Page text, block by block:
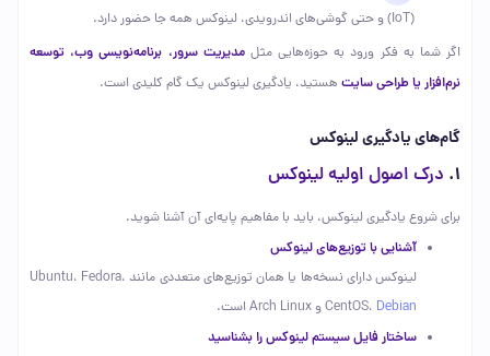
(IoT) و حتی گوشی‌های اندرویدی، لینوکس همه جا حضور دارد.
اگر شما به فکر ورود به حوزه‌هایی مثلمدیریت سرور، برنامه‌نویسی وب، توسعه
نرم‌افزار یا طراحی سایت هستید، یادگیری لینوکس یک گام کلیدی است.
گام‌های یادگیری لینوکس
1. درک اصول اولیه لینوکس
برای شروع یادگیری لینوکس، باید با مفاهیم پایه‌ای آن آشنا شوید.
آشنایی با توزیع‌های لینوکس
لینوکس دارای نسخه‌ها یا همان توزیع‌های متعددی مانند Ubuntu، Fedora،
CentOS، Debian و Arch Linux است.
ساختار فایل سیستم لینوکس را بشناسید